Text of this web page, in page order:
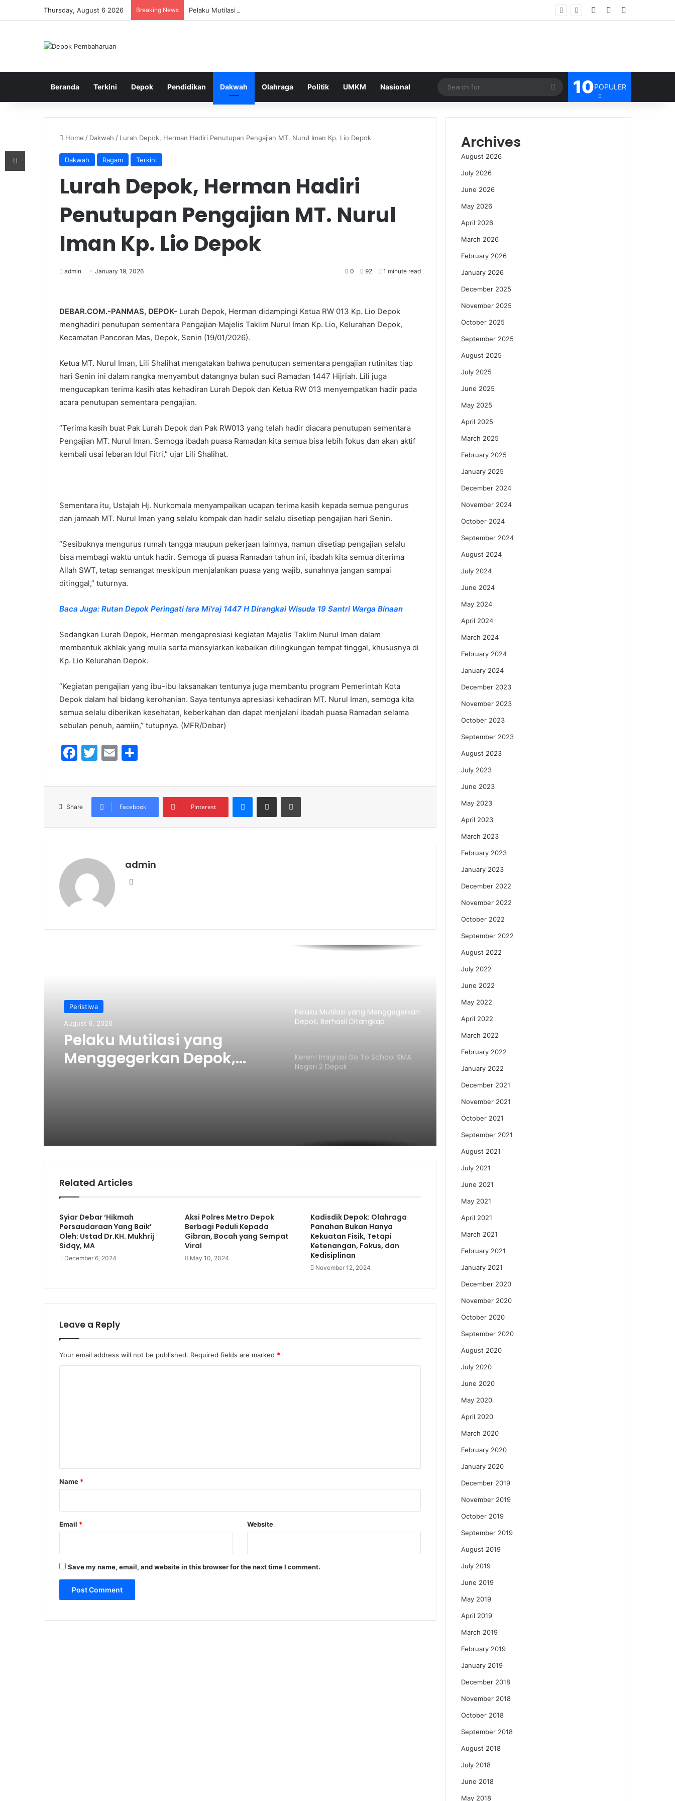
Thursday, August 6 2026 Breaking News Pelaku Mutilasi yang Menggegerkan Depok, Berhasil Ditangkap Log InRandom Article
Beranda Terkini Depok Pendidikan Dakwah Olahraga Politik UMKM Nasional
Search
for
10POPULER
Home / Dakwah / Lurah Depok, Herman Hadiri Penutupan Pengajian MT. Nurul Iman Kp. Lio Depok
Dakwah Ragam Terkini
Lurah Depok, Herman Hadiri
Penutupan Pengajian MT. Nurul
Iman Kp. Lio Depok
admin January 19, 2026 0 92 1 minute read
DEBAR.COM.-PANMAS, DEPOK- Lurah Depok, Herman didampingi Ketua RW 013 Kp. Lio Depok
menghadiri penutupan sementara Pengajian Majelis Taklim Nurul Iman Kp. Lio, Kelurahan Depok,
Kecamatan Pancoran Mas, Depok, Senin (19/01/2026).
Ketua MT. Nurul Iman, Lili Shalihat mengatakan bahwa penutupan sementara pengajian rutinitas tiap
hari Senin ini dalam rangka menyambut datangnya bulan suci Ramadan 1447 Hijriah. Lili juga
mengucapkan terima kasih atas kehadiran Lurah Depok dan Ketua RW 013 menyempatkan hadir pada
acara penutupan sementara pengajian.
“Terima kasih buat Pak Lurah Depok dan Pak RW013 yang telah hadir diacara penutupan sementara
Pengajian MT. Nurul Iman. Semoga ibadah puasa Ramadan kita semua bisa lebih fokus dan akan aktif
kembali usai lebaran Idul Fitri,” ujar Lili Shalihat.
Sementara itu, Ustajah Hj. Nurkomala menyampaikan ucapan terima kasih kepada semua pengurus
dan jamaah MT. Nurul Iman yang selalu kompak dan hadir selalu disetiap pengajian hari Senin.
“Sesibuknya mengurus rumah tangga maupun pekerjaan lainnya, namun disetiap pengajian selalu
bisa membagi waktu untuk hadir. Semoga di puasa Ramadan tahun ini, ibadah kita semua diterima
Allah SWT, tetap semangat meskipun menjalankan puasa yang wajib, sunahnya jangan sampai
ditinggal,” tuturnya.
Baca Juga: Rutan Depok Peringati Isra Mi’raj 1447 H Dirangkai Wisuda 19 Santri Warga Binaan
Sedangkan Lurah Depok, Herman mengapresiasi kegiatan Majelis Taklim Nurul Iman dalam
membentuk akhlak yang mulia serta mensyiarkan kebaikan dilingkungan tempat tinggal, khususnya di
Kp. Lio Kelurahan Depok.
“Kegiatan pengajian yang ibu-ibu laksanakan tentunya juga membantu program Pemerintah Kota
Depok dalam hal bidang kerohanian. Saya tentunya apresiasi kehadiran MT. Nurul Iman, semoga kita
semua selalu diberikan kesehatan, keberkahan dan dapat menjalani ibadah puasa Ramadan selama
sebulan penuh, aamiin,” tutupnya. (MFR/Debar)
F
c
e
o
o
k
T
itt
er
E
ai
l
ar
e
Share Facebook Pinterest
admin
Peristiwa
August 6, 2026
Pelaku Mutilasi yang
Menggegerkan Depok,
Pelaku Mutilasi yang Menggegerkan
Depok, Berhasil Ditangkap
Keren! Imigrasi Go To School SMA
Negeri 2 Depok
Related Articles
Syiar Debar ‘Hikmah
Persaudaraan Yang Baik’
Oleh: Ustad Dr.KH. Mukhrij
Sidqy, MA
December 6, 2024
Aksi Polres Metro Depok
Berbagi Peduli Kepada
Gibran, Bocah yang Sempat
Viral
May 10, 2024
Kadisdik Depok: Olahraga
Panahan Bukan Hanya
Kekuatan Fisik, Tetapi
Ketenangan, Fokus, dan
Kedisiplinan
November 12, 2024
Leave a Reply
Your email address will not be published. Required fields are marked *
*
Name *
Email * Website
Save my name, email, and website in this browser for the next time I comment.
Archives
August 2026
July 2026
June 2026
May 2026
April 2026
March 2026
February 2026
January 2026
December 2025
November 2025
October 2025
September 2025
August 2025
July 2025
June 2025
May 2025
April 2025
March 2025
February 2025
January 2025
December 2024
November 2024
October 2024
September 2024
August 2024
July 2024
June 2024
May 2024
April 2024
March 2024
February 2024
January 2024
December 2023
November 2023
October 2023
September 2023
August 2023
July 2023
June 2023
May 2023
April 2023
March 2023
February 2023
January 2023
December 2022
November 2022
October 2022
September 2022
August 2022
July 2022
June 2022
May 2022
April 2022
March 2022
February 2022
January 2022
December 2021
November 2021
October 2021
September 2021
August 2021
July 2021
June 2021
May 2021
April 2021
March 2021
February 2021
January 2021
December 2020
November 2020
October 2020
September 2020
August 2020
July 2020
June 2020
May 2020
April 2020
March 2020
February 2020
January 2020
December 2019
November 2019
October 2019
September 2019
August 2019
July 2019
June 2019
May 2019
April 2019
March 2019
February 2019
January 2019
December 2018
November 2018
October 2018
September 2018
August 2018
July 2018
June 2018
May 2018